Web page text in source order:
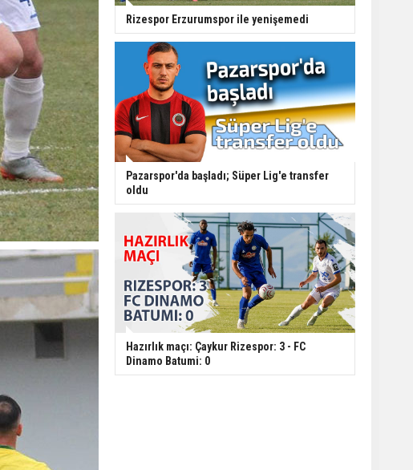
Rizespor Erzurumspor ile yenişemedi
Pazarspor'da başladı; Süper Lig'e transfer
oldu
Hazırlık maçı: Çaykur Rizespor: 3 - FC
Dinamo Batumi: 0